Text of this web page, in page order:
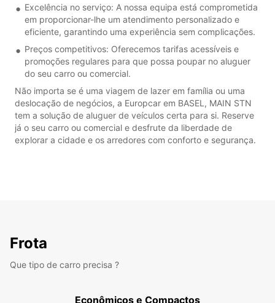
Excelência no serviço: A nossa equipa está comprometida
em proporcionar-lhe um atendimento personalizado e
eficiente, garantindo uma experiência sem complicações.
Preços competitivos: Oferecemos tarifas acessíveis e
promoções regulares para que possa poupar no aluguer
do seu carro ou comercial.
Não importa se é uma viagem de lazer em família ou uma
deslocação de negócios, a Europcar em BASEL, MAIN STN
tem a solução de aluguer de veículos certa para si. Reserve
já o seu carro ou comercial e desfrute da liberdade de
explorar a cidade e os arredores com conforto e segurança.
Frota
Que tipo de carro precisa ?
Econômicos e Compactos